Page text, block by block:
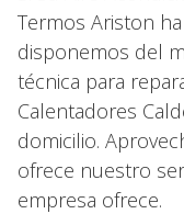
Termos Ariston
disponemos del
técnica para
Calentadores
domicilio.
ofrece nuestro
empresa ofrece.